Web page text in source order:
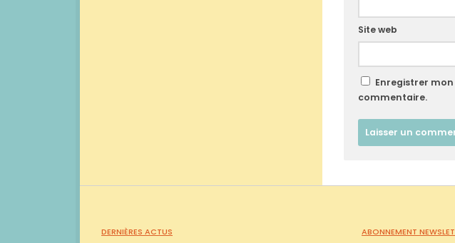
Site web
Enregistrer
commentaire.
DERNIÈRES ACTUS
ABONNEMENT